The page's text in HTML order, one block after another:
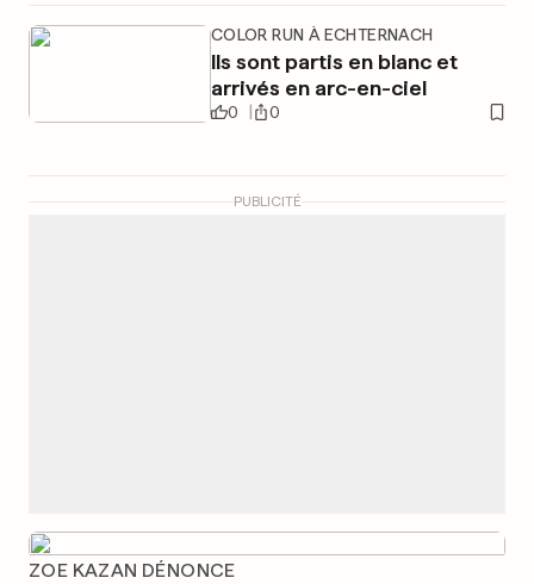
COLOR RUN À ECHTERNACH
Ils sont partis en blanc et
arrivés en arc-en-ciel
0 0
PUBLICITÉ
ZOE KAZAN DÉNONCE